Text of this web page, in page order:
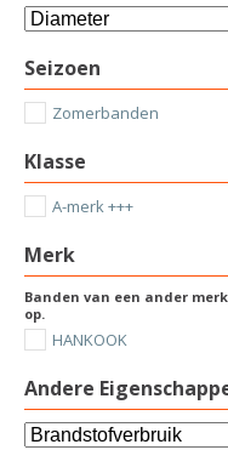
Seizoen
Zomerbanden
Klasse
A-merk +++
Merk
Banden van een ander
op.
HANKOOK
Andere